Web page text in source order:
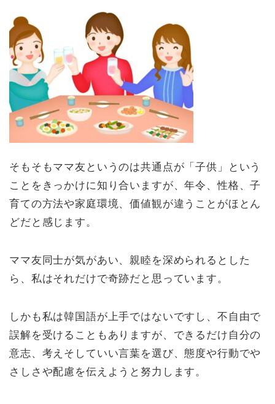
そもそもママ友というのは共通点が「子供」という
ことをきっかけに知り合いますが、年令、性格、子
育ての方法や家庭環境、価値観が違うことがほとん
どだと感じます。
ママ友同士が気があい、親睦を深められるとした
ら、私はそれだけで奇跡だと思っています。
しかも私は韓国語が上手ではないですし、不自由で
誤解を受けることもありますが、できるだけ自分の
意志、考えそしていい言葉を選び、態度や行動でや
さしさや配慮を伝えようと努力します。